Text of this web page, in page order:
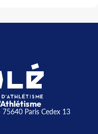
Paris Cedex 13